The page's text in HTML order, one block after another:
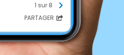
1 sur 8
PARTAGER